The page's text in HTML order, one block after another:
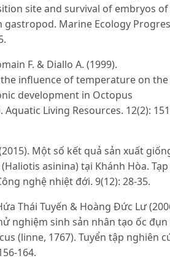
site and survival of embryos of
Marine Ecology
F. & Diallo A. (1999).
influence of temperature on the
development in Octopus
Aquatic Living Resources. 12(2):
Một số kết quả sản xuất
asinina) tại Khánh Hòa. Tạp
nghệ nhiệt đới. 9(12): 28-35.
Thái Tuyến & Hoàng Đức Lư
nghiệm sinh sản nhân tạo ốc đụn
(linne, 1767). Tuyển tập nghiên
164.